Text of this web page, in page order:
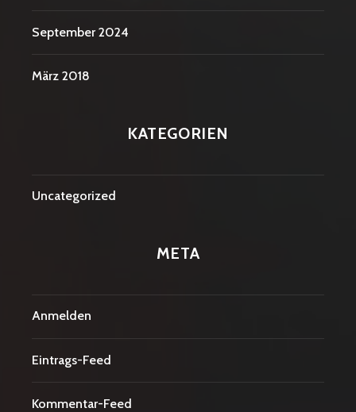
September 2024
März 2018
KATEGORIEN
Uncategorized
META
Anmelden
Eintrags-Feed
Kommentar-Feed